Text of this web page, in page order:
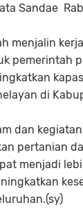
Sandae
menjalin
pemerintah
di
dan
pertanian
menjadi